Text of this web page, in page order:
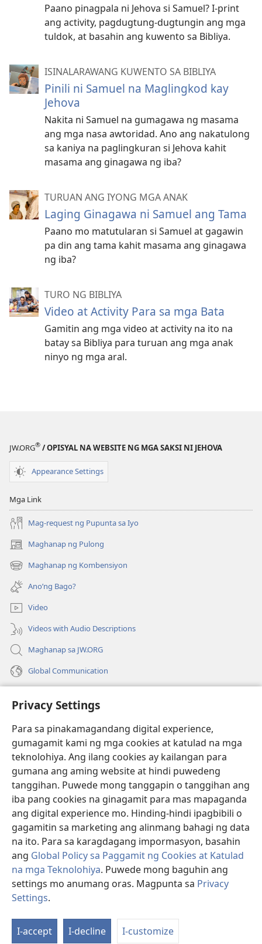
Privacy Settings
Para sa pinakamagandang digital experience,
gumagamit kami ng mga cookies at katulad na mga
teknolohiya. Ang ilang cookies ay kailangan para
gumana ang aming website at hindi puwedeng
tanggihan. Puwede mong tanggapin o tanggihan ang
iba pang cookies na ginagamit para mas mapaganda
ang digital experience mo. Hinding-hindi ipagbibili o
gagamitin sa marketing ang alinmang bahagi ng data
na ito. Para sa karagdagang impormasyon, basahin
ang Global Policy sa Paggamit ng Cookies at Katulad
na mga Teknolohiya. Puwede mong baguhin ang
settings mo anumang oras. Magpunta sa Privacy
Settings.
I-accept I-decline I-customize
Paano pinagpala ni Jehova si Samuel? I-print
ang activity, pagdugtung-dugtungin ang mga
tuldok, at basahin ang kuwento sa Bibliya.
ISINALARAWANG KUWENTO SA BIBLIYA
Pinili ni Samuel na Maglingkod kay
Jehova
Nakita ni Samuel na gumagawa ng masama
ang mga nasa awtoridad. Ano ang nakatulong
sa kaniya na paglingkuran si Jehova kahit
masama ang ginagawa ng iba?
TURUAN ANG IYONG MGA ANAK
Laging Ginagawa ni Samuel ang Tama
Paano mo matutularan si Samuel at gagawin
pa din ang tama kahit masama ang ginagawa
ng iba?
TURO NG BIBLIYA
Video at Activity Para sa mga Bata
Gamitin ang mga video at activity na ito na
batay sa Bibliya para turuan ang mga anak
ninyo ng mga aral.
JW.ORG® / OPISYAL NA WEBSITE NG MGA SAKSI NI JEHOVA
Appearance Settings
Mga Link
Mag-request ng Pupunta sa Iyo
Maghanap ng Pulong
(may
bubukas
na
bagong
window)
Maghanap ng Kombensiyon
(may
bubukas
na
bagong
window)
Ano’ng Bago?
Video
Videos with Audio Descriptions
Maghanap sa JW.ORG
Global Communication
(may
na
bagong
window)
Watchtower ONLINE LIBRARY™
(may
bubukas
na
bagong
window)
JW Hub ®
(may
bubukas
bagong
window)
JW Library ®
Watchtower Library®
Copyright© 2026 Watch Tower Bible and Tract Society of Pennsylvania.
KASUNDUAN SA PAGGAMIT